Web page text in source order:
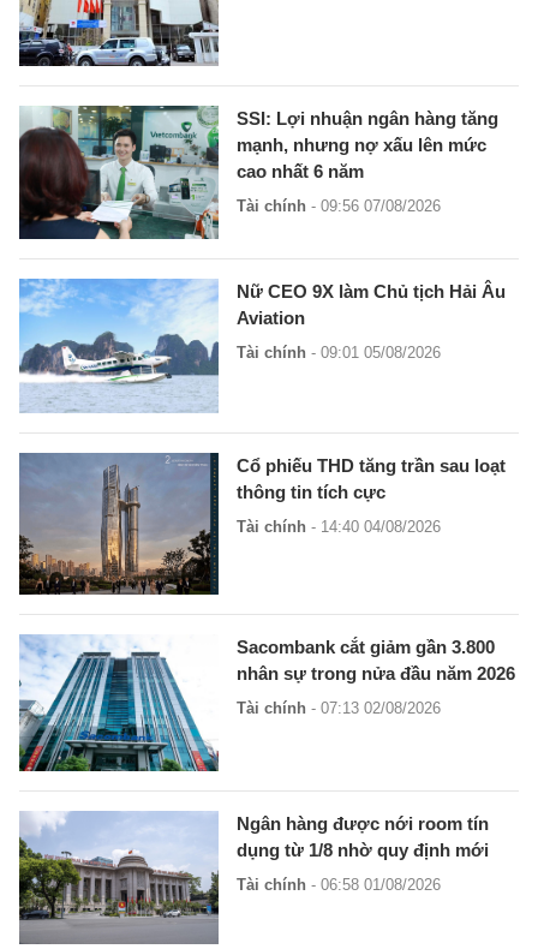
SSI: Lợi nhuận ngân hàng tăng
mạnh, nhưng nợ xấu lên mức
cao nhất 6 năm
Tài chính - 09:56 07/08/2026
Nữ CEO 9X làm Chủ tịch Hải Âu
Aviation
Tài chính - 09:01 05/08/2026
Cổ phiếu THD tăng trần sau loạt
thông tin tích cực
Tài chính - 14:40 04/08/2026
Sacombank cắt giảm gần 3.800
nhân sự trong nửa đầu năm 2026
Tài chính - 07:13 02/08/2026
Ngân hàng được nới room tín
dụng từ 1/8 nhờ quy định mới
Tài chính - 06:58 01/08/2026